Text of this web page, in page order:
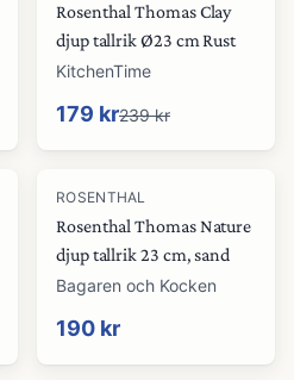
Rosenthal Thomas Clay
djup tallrik Ø23 cm Rust
KitchenTime
179 kr239 kr
ROSENTHAL
Rosenthal Thomas Nature
djup tallrik 23 cm, sand
Bagaren och Kocken
190 kr